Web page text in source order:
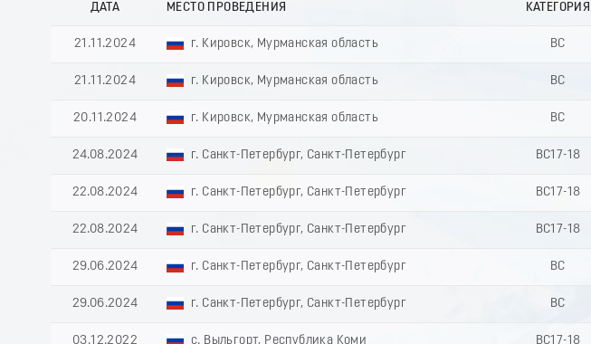
ДАТА МЕСТО ПРОВЕДЕНИЯ КАТЕГОРИЯ
21.11.2024 г. Кировск, Мурманская область ВС
21.11.2024 г. Кировск, Мурманская область ВС
20.11.2024 г. Кировск, Мурманская область ВС
24.08.2024 г. Санкт-Петербург, Санкт-Петербург ВС17-18
22.08.2024 г. Санкт-Петербург, Санкт-Петербург ВС17-18
22.08.2024 г. Санкт-Петербург, Санкт-Петербург ВС17-18
29.06.2024 г. Санкт-Петербург, Санкт-Петербург ВС
29.06.2024 г. Санкт-Петербург, Санкт-Петербург ВС
03.12.2022 с. Выльгорт, Республика Коми ВС17-18